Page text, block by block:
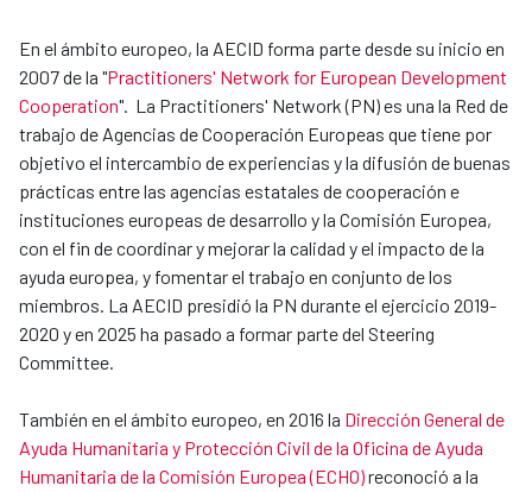
En el ámbito europeo, la AECID forma parte desde su inicio en
2007 de la "Practitioners' Network for European Development
Cooperation". La Practitioners' Network (PN) es una la Red de
trabajo de Agencias de Cooperación Europeas que tiene por
objetivo el intercambio de experiencias y la difusión de buenas
prácticas entre las agencias estatales de cooperación e
instituciones europeas de desarrollo y la Comisión Europea,
con el fin de coordinar y mejorar la calidad y el impacto de la
ayuda europea, y fomentar el trabajo en conjunto de los
miembros. La AECID presidió la PN durante el ejercicio 2019-
2020 y en 2025 ha pasado a formar parte del Steering
Committee.
También en el ámbito europeo, en 2016 la Dirección General de
Ayuda Humanitaria y Protección Civil de la Oficina de Ayuda
Humanitaria de la Comisión Europea (ECHO)reconoció a la